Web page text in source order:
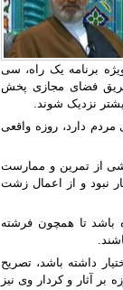
برنامه یک راه، سی
فضای مجازی پخش
نزدیک شوند.
دارد، روزه واقعی
از تمرین و ممارست
نبود و از اعمال زشت
باشد تا همچون فرشته
داشته باشد، تصریح
آثار و کردار وی نیز